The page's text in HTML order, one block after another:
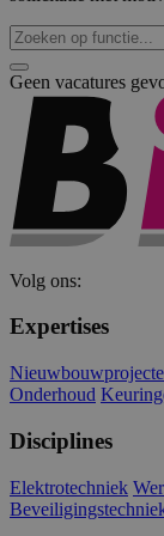
Geen vacatures
Volg ons:
Expertises
Onderhoud
Disciplines
Elektrotechniek
website
strikt
Naam